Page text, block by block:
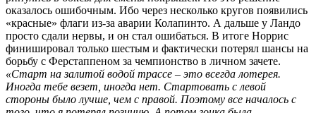
оказалось ошибочным. Ибо через несколько кругов появились
«красные» флаги из-за аварии Колапинто. А дальше у Ландо
просто сдали нервы, и он стал ошибаться. В итоге Норрис
финишировал только шестым и фактически потерял шансы на
борьбу с Ферстаппеном за чемпионство в личном зачете.
«Старт на залитой водой трассе – это всегда лотерея.
Иногда тебе везет, иногда нет. Стартовать с левой
стороны было лучше, чем с правой. Поэтому все началось с